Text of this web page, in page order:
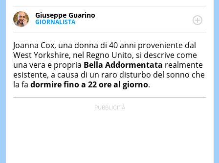
DI
OGGI
IERI
Giuseppe Guarino
GIORNALISTA
Ph(D) in Diritto Comparato e processi di
integrazione e attivo nel campo della ricerca, in
particolare sulla Storia contemporanea di America
Latina e Spagna. Collabora con numerose testate ed
è presidente dell'Associazione Culturale "La
Biblioteca del Sannio".
Joanna Cox, una donna di 40 anni proveniente dal
West Yorkshire, nel Regno Unito, si descrive come
una vera e propria Bella Addormentata realmente
esistente, a causa di un raro disturbo del sonno che
la fa dormire fino a 22 ore al giorno.